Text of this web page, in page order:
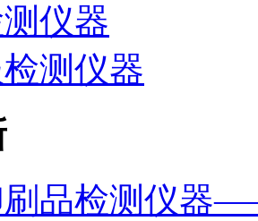
仪器
测仪器
刷品检测仪器